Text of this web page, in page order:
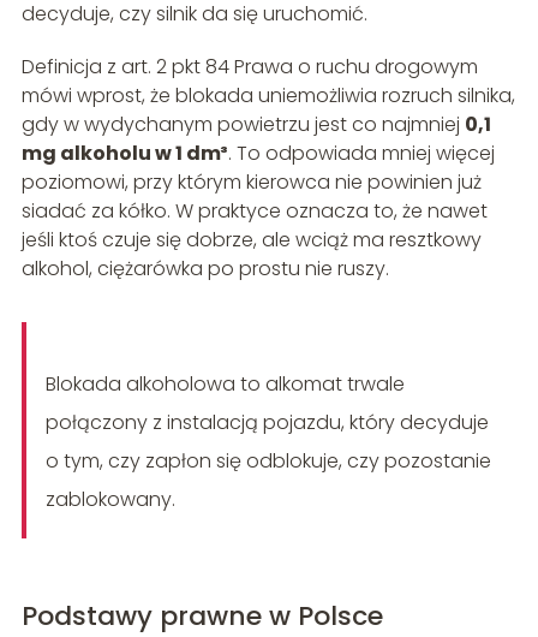
decyduje, czy silnik da się uruchomić.
Definicja z art. 2 pkt 84 Prawa o ruchu drogowym
mówi wprost, że blokada uniemożliwia rozruch silnika,
gdy w wydychanym powietrzu jest co najmniej 0,1
mg alkoholu w 1 dm³. To odpowiada mniej więcej
poziomowi, przy którym kierowca nie powinien już
siadać za kółko. W praktyce oznacza to, że nawet
jeśli ktoś czuje się dobrze, ale wciąż ma resztkowy
alkohol, ciężarówka po prostu nie ruszy.
Blokada alkoholowa to alkomat trwale
połączony z instalacją pojazdu, który decyduje
o tym, czy zapłon się odblokuje, czy pozostanie
zablokowany.
Podstawy prawne w Polsce